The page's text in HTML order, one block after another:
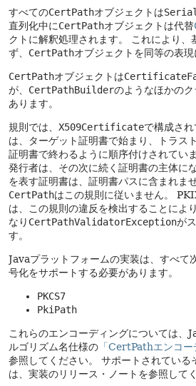
すべてのCertPathオブジェクトは
直列化中にCertPathオブジェクトは代替
クトに解釈処理されます。
これにより、
ず、 CertPathオブジェクトを同等の表現
CertPathオブジェクトは
が、 CertPathBuilderのようなほかの
あります。
規則では、 X509Certificateで構成さ
は、ターゲット証明書で始まり、トラス
証明書で終わるように順序付けされていま
発行者は、その次に続く証明書の主体にな
を表す証明書は、証明書パスに含まれませ
CertPathはこの規則に従いません。
は、この規則の違反を検出することによ
なり CertPathValidatorExceptionが
す。
Javaプラットフォームの実装は、すべて
号化をサポートする必要があります。
PKCS7
PkiPath
これらのエンコーディングについては、
ルゴリズム名仕様の 「CertPathエンコ
参照してください。
サポートされている
は、実装のリリース・ノートを参照して